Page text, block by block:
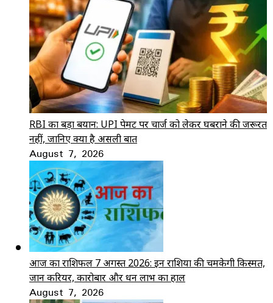
RBI का बड़ा बयान: UPI पेमेंट पर चार्ज को लेकर घबराने की जरूरत
नहीं, जानिए क्या है असली बात
August 7, 2026
आज का राशिफल 7 अगस्त 2026: इन राशियों की चमकेगी किस्मत,
जानें करियर, कारोबार और धन लाभ का हाल
August 7, 2026